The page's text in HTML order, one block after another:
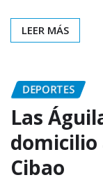
LEER MÁS
DEPORTES
Las
domicilio
Cibao